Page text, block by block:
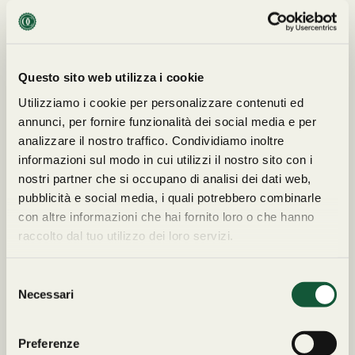
Questo sito web utilizza i cookie
Utilizziamo i cookie per personalizzare contenuti ed
annunci, per fornire funzionalità dei social media e per
analizzare il nostro traffico. Condividiamo inoltre
informazioni sul modo in cui utilizzi il nostro sito con i
nostri partner che si occupano di analisi dei dati web,
pubblicità e social media, i quali potrebbero combinarle
con altre informazioni che hai fornito loro o che hanno
raccolto dal tuo utilizzo dei loro servizi.
Necessari
Preferenze
cinturino è in pelle. L’ orologio ha la scatola CAVOUR, la
garanzia a corredo è quella del negozio Cavour. (seriale:
Tutte le spedizioni
sono tracciabilie
assicurate per
l’intero importo.
Resoentro 14
giorni. I costi di
spedizione non
sono rimborsabili.